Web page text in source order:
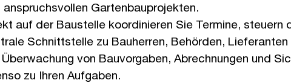
anspruchsvollen Gartenbauprojekten.
auf der Baustelle koordinieren Sie Termine, steuern
Schnittstelle zu Bauherren, Behörden, Lieferanten
Überwachung von Bauvorgaben, Abrechnungen und
zu Ihren Aufgaben.